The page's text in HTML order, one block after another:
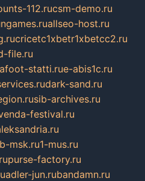
112.rucsm-demo.ru
allseo-host.ru
cricetc1xbetr1xbetcc2.ru
file.ru
statti.rue-abis1c.ru
dark-sand.ru
sib-archives.ru
festival.ru
msk.ru1-mus.ru
purse-factory.ru
adler-jun.rubandamn.ru